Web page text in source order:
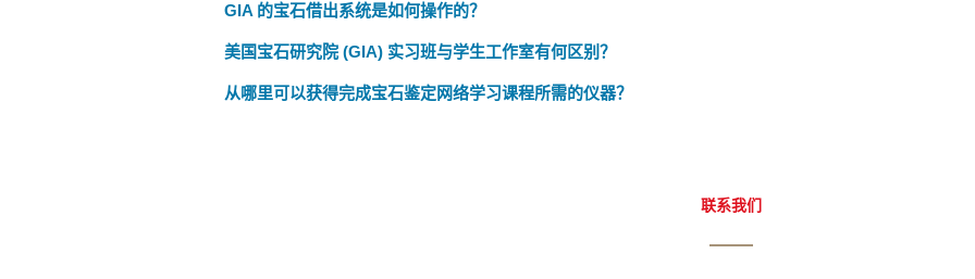
GIA 的宝石借出系统是如何操作的？
美国宝石研究院 (GIA) 实习班与学生工作室有何区别？
从哪里可以获得完成宝石鉴定网络学习课程所需的仪器？
联系我们